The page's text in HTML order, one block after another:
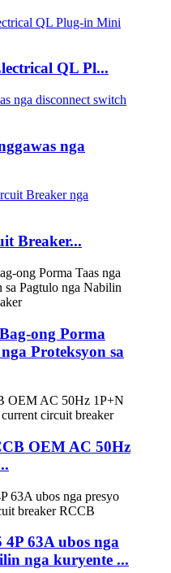
QL Pl...
nga
Breaker...
ong Porma
Proteksyon sa
OEM AC 50Hz
63A ubos nga
nga kuryente ...